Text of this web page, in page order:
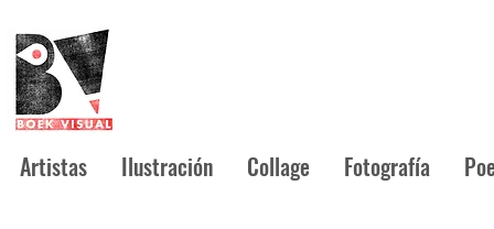
Artistas Ilustración Collage Fotografía